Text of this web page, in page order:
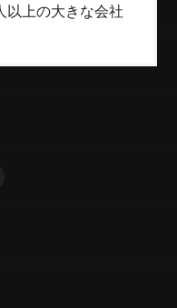
以上の大きな会社